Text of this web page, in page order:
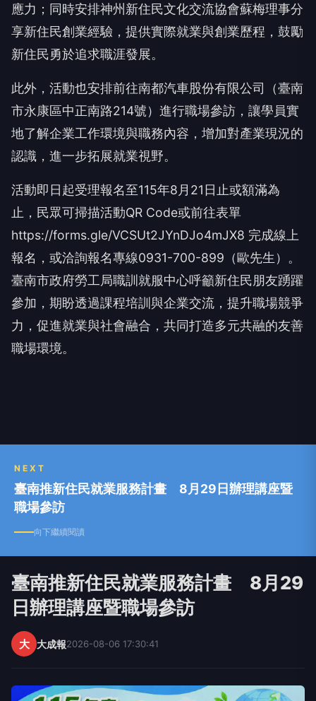
應力；同時安排神州新住民文化交流協會蘇梅理事分
享新住民創業經驗，提供實際就業與創業歷程，鼓勵
新住民勇於追求職涯發展。
此外，活動也安排前往南都汽車股份有限公司（臺南
市永康區中正南路214號）進行職場參訪，讓學員實
地了解企業工作環境與職務內容，增加對產業現況的
認識，進一步拓展就業視野。
活動即日起受理報名至115年8月21日止或額滿為
止，民眾可掃描活動QR Code或前往表單
https://forms.gle/VCSUt2JYnDJo4mJX8 完成線上
報名，或洽詢報名專線0931-700-899（歐先生）。
臺南市政府勞工局職訓就服中心呼籲新住民朋友踴躍
參加，期盼透過課程培訓與企業交流，提升職場競爭
力，促進就業與社會融合，共同打造多元共融的友善
職場環境。
NEXT
臺南推新住民就業服務計畫 8月29日辦理講座暨
職場參訪
向下繼續閱讀
臺南推新住民就業服務計畫 8月29
日辦理講座暨職場參訪
大 大成報2026-08-06 17:30:41